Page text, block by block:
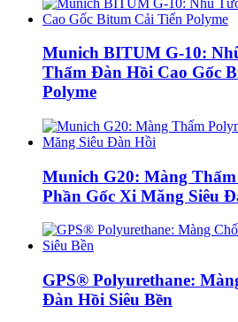
Munich BITUM G-10:
Thấm Đàn Hồi Cao Gốc
Polyme
Munich G20: Màng
Phần Gốc Xi Măng Siêu
GPS® Polyurethane:
Đàn Hồi Siêu Bền